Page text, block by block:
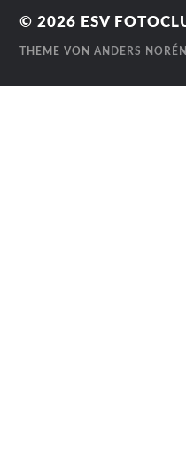
© 2026 ESV
THEME VONANDERS NORÉN